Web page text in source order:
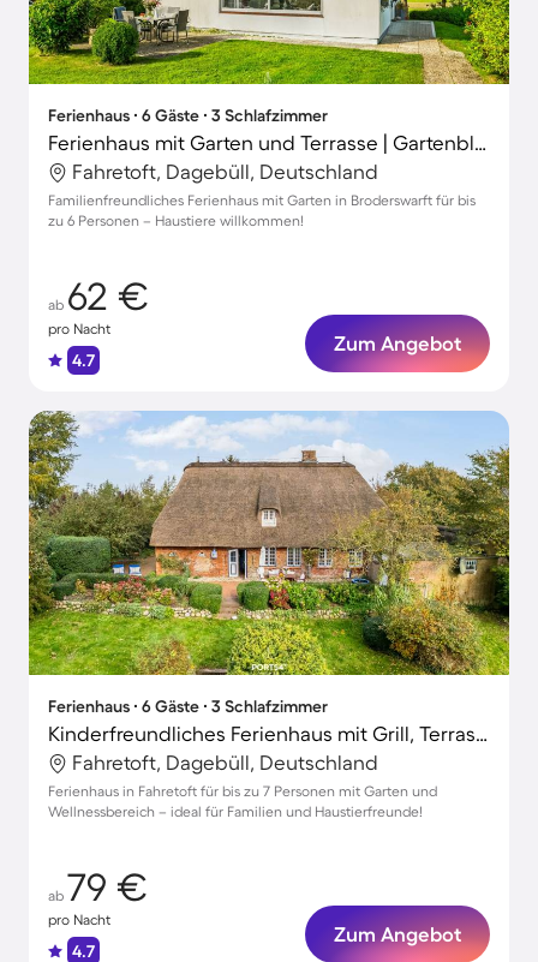
Ferienhaus ∙ 6 Gäste ∙ 3 Schlafzimmer
Ferienhaus mit Garten und Terrasse | Gartenblick
Fahretoft, Dagebüll, Deutschland
Familienfreundliches Ferienhaus mit Garten in Broderswarft für bis
zu 6 Personen – Haustiere willkommen!
ab 62 €
pro Nacht
4.7
Zum Angebot
Ferienhaus ∙ 6 Gäste ∙ 3 Schlafzimmer
Kinderfreundliches Ferienhaus mit Grill, Terrasse und Garten | Gartenblick | Haustierfreundlich
Fahretoft, Dagebüll, Deutschland
Ferienhaus in Fahretoft für bis zu 7 Personen mit Garten und
Wellnessbereich – ideal für Familien und Haustierfreunde!
ab 79 €
pro Nacht
4.7
Zum Angebot